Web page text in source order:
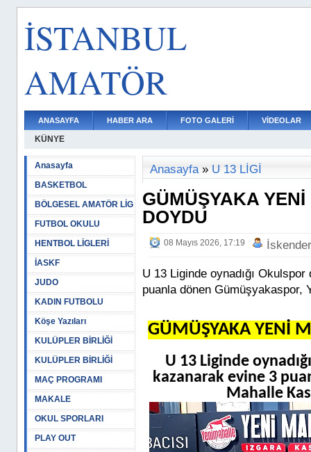
İSTANBUL
AMATÖR
ANASAYFA HABER ARA FOTO GALERİ VİDEOLAR
KÜNYE
Anasayfa
BASKETBOL
BÖLGESEL AMATÖR LİG
FUTBOL OKULU
HENTBOL LİGLERİ
İASKF
JUDO
KADIN FUTBOLU
Köşe Yazıları
KULÜPLER BİRLİĞİ
KULÜPLER BİRLİĞİ
MAÇ PROGRAMI
MAKALE
OKUL SPORLARI
PLAY OUT
Anasayfa» U 13 LİGİ
GÜMÜŞYAKA
DOYDU
08 Mayıs 2026, 17:19
U 13 Liginde oynadığı
puanla dönen Gümüşyakaspor,
GÜMÜŞYAKA YENİ
U 13 Liginde
kazanarak evine 3
Mahalle